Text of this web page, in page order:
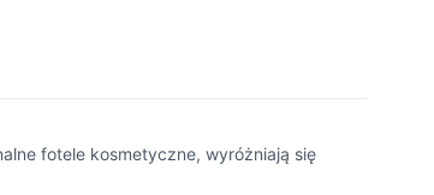
fotele kosmetyczne, wyróżniają się